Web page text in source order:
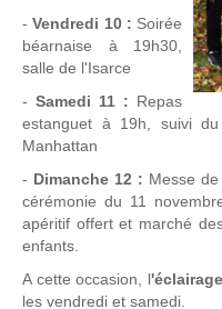
-Vendredi 10 : Soirée
béarnaise à 19h30,
salle de l'Isarce
- Samedi 11 : Repas
estanguet à 19h, suivi
Manhattan
- Dimanche 12 : Messe
cérémonie du 11
apéritif offert et marché
enfants.
A cette occasion, l
les vendredi et samedi.